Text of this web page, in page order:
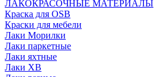
ЛАКОКРАСОЧНЫЕ МАТЕРИАЛЫ
Краска для OSB
Краски для мебели
Лаки Морилки
Лаки паркетные
Лаки яхтные
Лаки ХВ